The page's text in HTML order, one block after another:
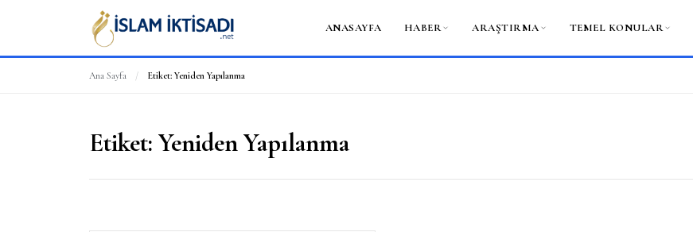
ANASAYFA HABER ARAŞTIRMA TEMEL KONULAR
Ana Sayfa / Etiket: Yeniden Yapılanma
Etiket: Yeniden Yapılanma